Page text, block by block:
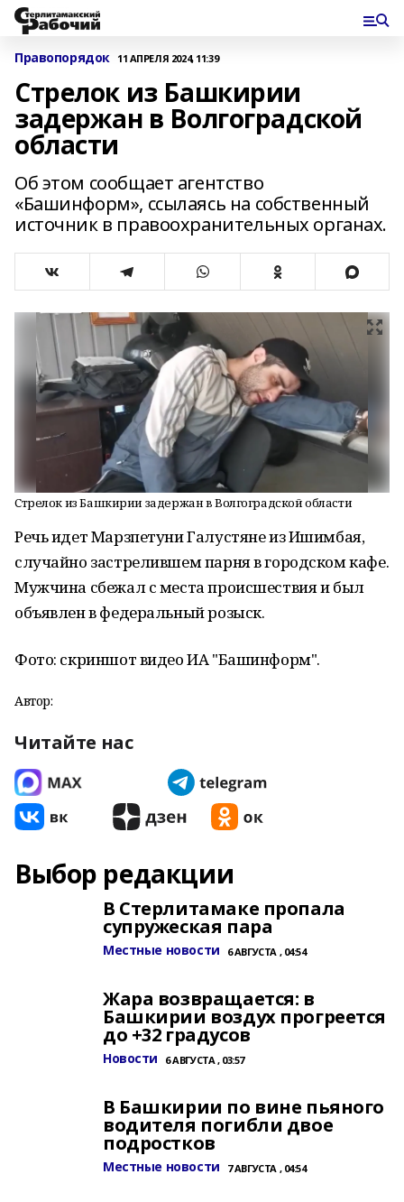
Правопорядок 11 АПРЕЛЯ 2024, 11:39
Стрелок из Башкирии
задержан в Волгоградской
области
Об этом сообщает агентство
«Башинформ», ссылаясь на собственный
источник в правоохранительных органах.
Стрелок из Башкирии задержан в Волгоградской области
Речь идет Марзпетуни Галустяне из Ишимбая,
случайно застрелившем парня в городском кафе.
Мужчина сбежал с места происшествия и был
объявлен в федеральный розыск.
Фото: скриншот видео ИА "Башинформ".
Автор:
Читайте нас
Выбор редакции
В Стерлитамаке пропала
супружеская пара
Местные новости 6 АВГУСТА , 04:54
Жара возвращается: в
Башкирии воздух прогреется
до +32 градусов
Новости 6 АВГУСТА , 03:57
В Башкирии по вине пьяного
водителя погибли двое
подростков
Местные новости 7 АВГУСТА , 04:54